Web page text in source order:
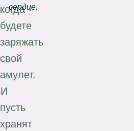
когда
будете
заряжать
свой
амулет.
И
пусть
хранят
сердце.